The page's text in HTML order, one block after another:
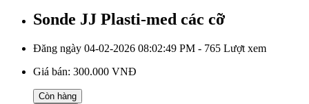
Sonde JJ Plasti-med các cỡ
Đăng ngày 04-02-2026 08:02:49 PM - 765 Lượt xem
Giá bán: 300.000 VNĐ
Còn hàng